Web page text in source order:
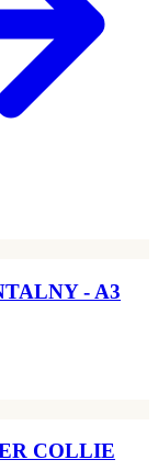
- A3
COLLIE